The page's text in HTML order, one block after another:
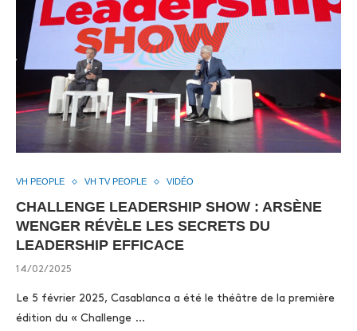
VH PEOPLE VH TV PEOPLE VIDÉO
CHALLENGE LEADERSHIP SHOW : ARSÈNE
WENGER RÉVÈLE LES SECRETS DU
LEADERSHIP EFFICACE
14/02/2025
Le 5 février 2025, Casablanca a été le théâtre de la première
édition du « Challenge …